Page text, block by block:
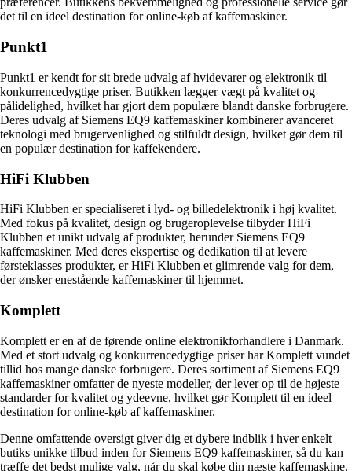
det til en ideel destination for online-køb af kaffemaskiner.
Punkt1
Punkt1 er kendt for sit brede udvalg af hvidevarer og elektronik til
konkurrencedygtige priser. Butikken lægger vægt på kvalitet og
pålidelighed, hvilket har gjort dem populære blandt danske forbrugere.
Deres udvalg af Siemens EQ9 kaffemaskiner kombinerer avanceret
teknologi med brugervenlighed og stilfuldt design, hvilket gør dem til
en populær destination for kaffekendere.
HiFi Klubben
HiFi Klubben er specialiseret i lyd- og billedelektronik i høj kvalitet.
Med fokus på kvalitet, design og brugeroplevelse tilbyder HiFi
Klubben et unikt udvalg af produkter, herunder Siemens EQ9
kaffemaskiner. Med deres ekspertise og dedikation til at levere
førsteklasses produkter, er HiFi Klubben et glimrende valg for dem,
der ønsker enestående kaffemaskiner til hjemmet.
Komplett
Komplett er en af de førende online elektronikforhandlere i Danmark.
Med et stort udvalg og konkurrencedygtige priser har Komplett vundet
tillid hos mange danske forbrugere. Deres sortiment af Siemens EQ9
kaffemaskiner omfatter de nyeste modeller, der lever op til de højeste
standarder for kvalitet og ydeevne, hvilket gør Komplett til en ideel
destination for online-køb af kaffemaskiner.
Denne omfattende oversigt giver dig et dybere indblik i hver enkelt
butiks unikke tilbud inden for Siemens EQ9 kaffemaskiner, så du kan
træffe det bedst mulige valg, når du skal købe din næste kaffemaskine.